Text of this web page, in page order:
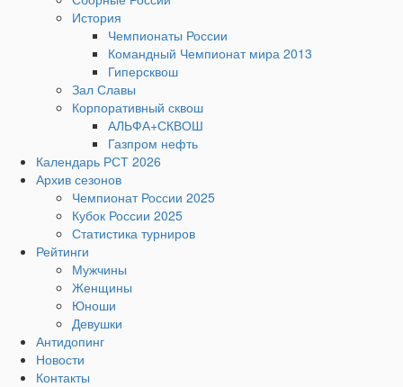
История
Чемпионаты России
Командный Чемпионат мира 2013
Гиперсквош
Зал Славы
Корпоративный сквош
АЛЬФА+СКВОШ
Газпром нефть
Календарь РСТ 2026
Архив сезонов
Чемпионат России 2025
Кубок России 2025
Статистика турниров
Рейтинги
Мужчины
Женщины
Юноши
Девушки
Антидопинг
Новости
Контакты